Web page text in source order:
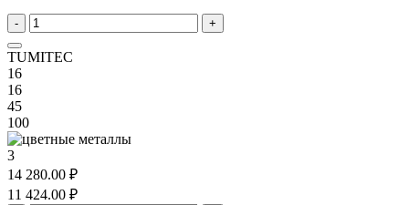
- +
TUMITEC
16
16
45
100
3
14 280.00 ₽
11 424.00 ₽